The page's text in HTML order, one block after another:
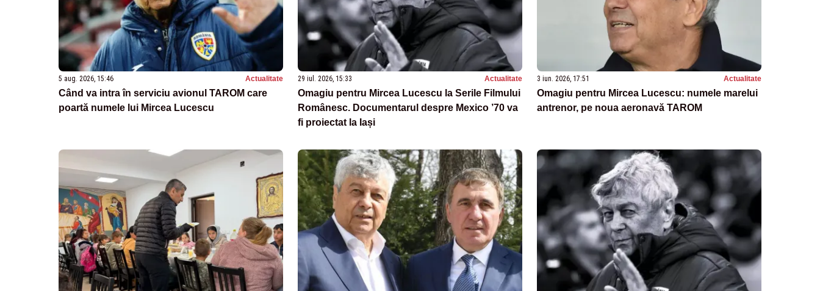
5 aug. 2026, 15:46 Actualitate
Când va intra în serviciu avionul TAROM care
poartă numele lui Mircea Lucescu
29 iul. 2026, 15:33 Actualitate
Omagiu pentru Mircea Lucescu la Serile Filmului
Românesc. Documentarul despre Mexico ’70 va
fi proiectat la Iași
3 iun. 2026, 17:51 Actualitate
Omagiu pentru Mircea Lucescu: numele marelui
antrenor, pe noua aeronavă TAROM